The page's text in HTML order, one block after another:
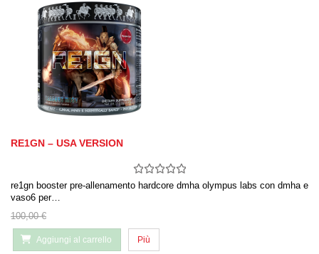
RE1GN – USA VERSION
re1gn booster pre-allenamento hardcore dmha olympus labs con dmha e
vaso6 per…
100,00 €
Aggiungi al carrello Più